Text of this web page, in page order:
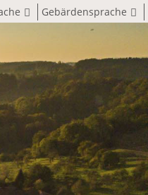
Gebärdensprache